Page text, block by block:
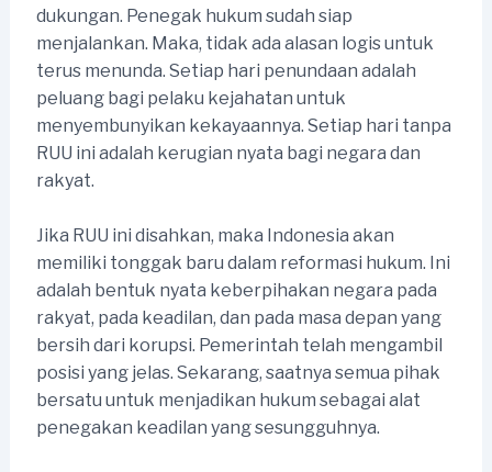
dukungan. Penegak hukum sudah siap
menjalankan. Maka, tidak ada alasan logis untuk
terus menunda. Setiap hari penundaan adalah
peluang bagi pelaku kejahatan untuk
menyembunyikan kekayaannya. Setiap hari tanpa
RUU ini adalah kerugian nyata bagi negara dan
rakyat.
Jika RUU ini disahkan, maka Indonesia akan
memiliki tonggak baru dalam reformasi hukum. Ini
adalah bentuk nyata keberpihakan negara pada
rakyat, pada keadilan, dan pada masa depan yang
bersih dari korupsi. Pemerintah telah mengambil
posisi yang jelas. Sekarang, saatnya semua pihak
bersatu untuk menjadikan hukum sebagai alat
penegakan keadilan yang sesungguhnya.